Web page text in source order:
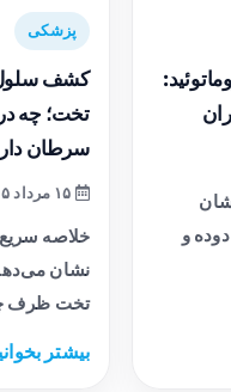
و
پزشکی
کشف
تخت؛ چه
سرطان
خلاصه
نشان
تخت ظرف
بیشتر